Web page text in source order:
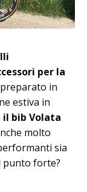
per la
in
estiva in
il bib Volata
molto
sia
punto forte?